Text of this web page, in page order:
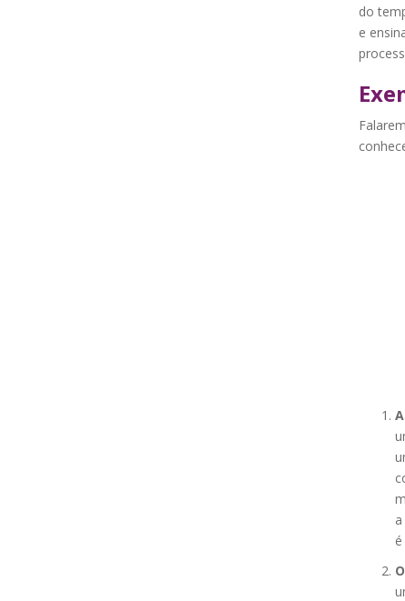
do
e